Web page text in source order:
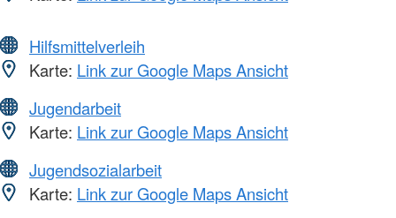
Hilfsmittelverleih
Karte: Link zur Google Maps Ansicht
Jugendarbeit
Karte: Link zur Google Maps Ansicht
Jugendsozialarbeit
Karte: Link zur Google Maps Ansicht